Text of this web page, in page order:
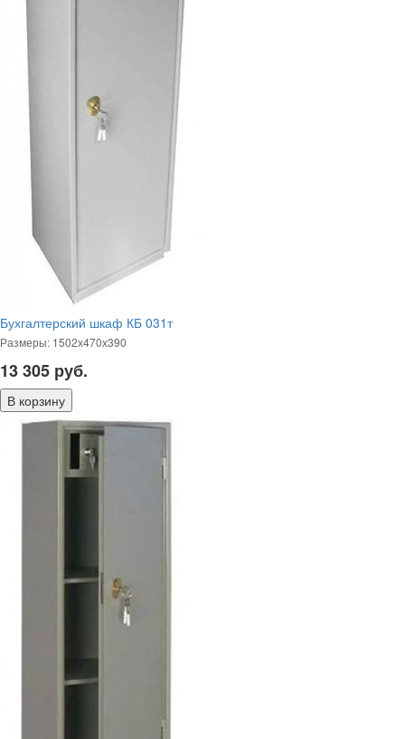
Бухгалтерский шкаф КБ 031т
Размеры: 1502х470х390
13 305 руб.